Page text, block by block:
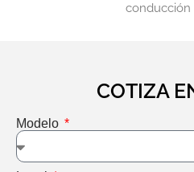
conducción
COTIZA
Modelo